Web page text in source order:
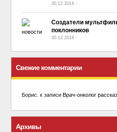
30.12.2016 -
Создатели
поклонников
30.12.2016 -
Свежие комментарии
Борис. к записи Врач-онколог
Архивы